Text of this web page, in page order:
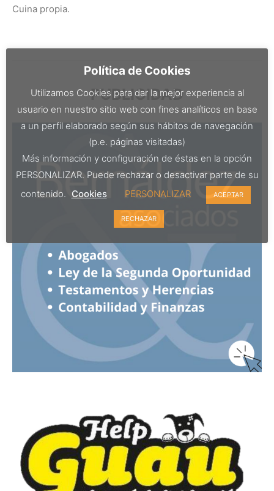
Cuina propia.
PUBLICIDAD
Política de Cookies
Utilizamos Cookies para dar la mejor experiencia al
usuario en nuestro sitio web con fines analíticos en base
a un perfil elaborado según sus hábitos de navegación
(p.e. páginas visitadas)
Más información y configuración de éstas en la opción
PERSONALIZAR. Puede rechazar o desactivar parte de su
contenido. Cookies PERSONALIZAR ACEPTAR
RECHAZAR